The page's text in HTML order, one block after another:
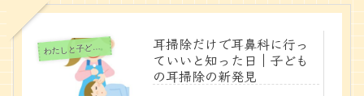
わたしと子どもの時間
耳掃除だけで耳鼻科に行っ
ていいと知った日｜子ども
の耳掃除の新発見